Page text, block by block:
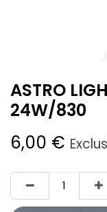
ASTRO
24W/830
6,00 €